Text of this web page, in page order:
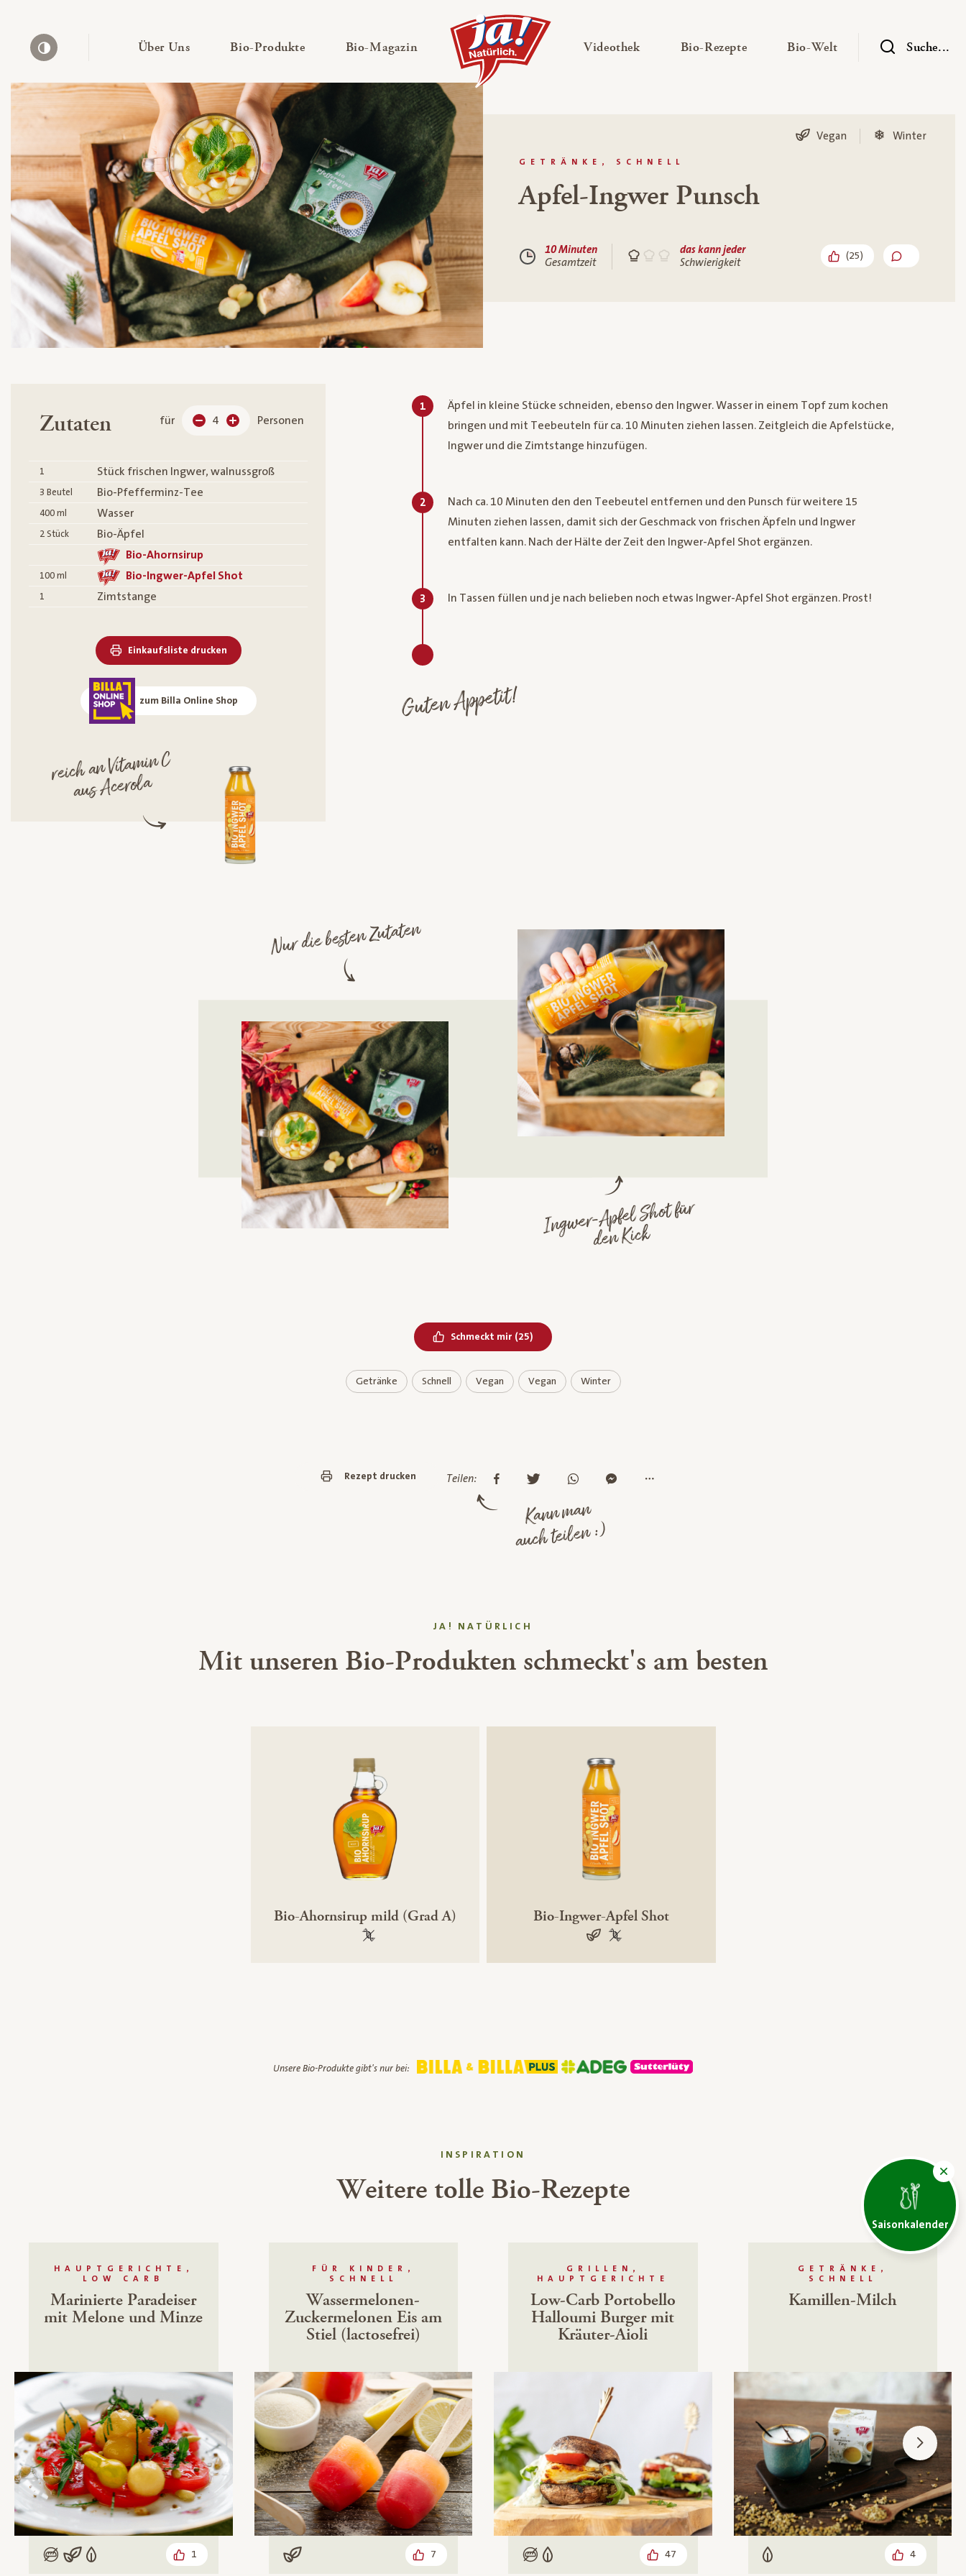
Über Uns— Untermenü ausklappen
Bio-Produkte— Untermenü ausklappen
Bio-Magazin — Untermenü ausklappen Videothek— Untermenü ausklappen
Bio-Rezepte— Untermenü ausklappen
Bio-Welt — UntermenüSuche...
Saisonkalender
GETRÄNKE, SCHNELL
Vegan Winter
Apfel-Ingwer Punsch
10 Minuten
Gesamtzeit
das kann jeder
Schwierigkeit
(25)
Zutaten für 4 Personen
1 Stück frischen Ingwer, walnussgroß
3 Beutel Bio-Pfefferminz-Tee
400 ml Wasser
2 Stück
Bio-Äpfel
Bio-Ahornsirup
100 ml Bio-Ingwer-Apfel Shot
1 Zimtstange
Einkaufsliste drucken
zum Billa Online Shop
reich an Vita
min C
aus Acerola
1
Äpfel in kleine Stücke schneiden, ebenso den Ingwer. Wasser in einem Topf zum kochen
bringen und mit Teebeuteln für ca. 10 Minuten ziehen lassen. Zeitgleich die Apfelstücke,
Ingwer und die Zimtstange hinzufügen.
2
Nach ca. 10 Minuten den den Teebeutel entfernen und den Punsch für weitere 15
Minuten ziehen lassen, damit sich der Geschmack von frischen Äpfeln und Ingwer
entfalten kann. Nach der Hälte der Zeit den Ingwer-Apfel Shot ergänzen.
3 In Tassen füllen und je nach belieben noch etwas Ingwer-Apfel Shot ergänzen. Prost!
Guten Appetit!
Nur die besten Zutaten
Ingwer-Apfel Shot für
den Kick
Schmeckt mir Bereits geliked
(25)
Getränke Schnell Vegan Vegan Winter
Rezept drucken Teilen:
Kann man
auch teilen :)
JA! NATÜRLICH
Mit unseren Bio-Produkten schmeckt's am besten
Bio-Ahornsirup mild (Grad A)
100 % gentechnikfrei
Bio-Ingwer-Apfel Shot
vegan100 % gentechnikfrei
Unsere Bio-Produkte gibt's nur bei:
INSPIRATION
Weitere tolle Bio-Rezepte
HAUPTGERICHTE,
LOW CARB
Marinierte Paradeiser
mit Melone und Minze
Low Carb
Vegan
Vegetarisch 1
FÜR KINDER,
SCHNELL
Wassermelonen-
Zuckermelonen Eis am
Stiel (lactosefrei)
Vegan 7
GRILLEN,
HAUPTGERICHTE
Low-Carb Portobello
Halloumi Burger mit
Kräuter-Aioli
Low Carb
Vegetarisch 47
GETRÄNKE,
SCHNELL
Kamillen-Milch
Vegetarisch 4